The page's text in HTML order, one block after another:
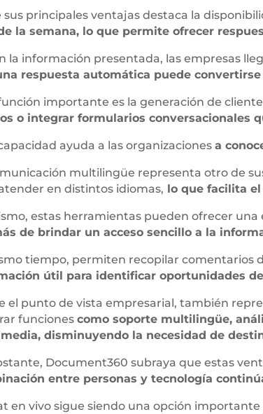
sus principales ventajas destaca la
la semana, lo que permite ofrecer
la información presentada, las empresas
respuesta automática puede
importante es la generación de
o integrar formularios conversacionales
ayuda a las organizacionesa
multilingüe representa otro de
en distintos idiomas, lo que facilita
estas herramientas pueden ofrecer una
de brindar un acceso sencillo a la
tiempo, permiten recopilar comentarios
útil para identificar oportunidades
el punto de vista empresarial, también
funcionescomo soporte multilingüe,
disminuyendo la necesidad de
Document360 subraya que estas
entre personas y tecnología
en vivo sigue siendo una opción